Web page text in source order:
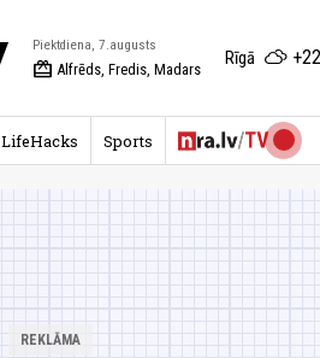
Piektdiena, 7.augusts
redeem Alfrēds, Fredis, Madars
Rīgā
LifeHacks Sports